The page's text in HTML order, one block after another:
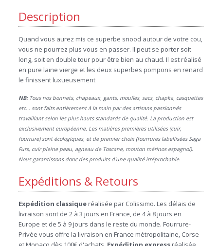
Description
Quand vous aurez mis ce superbe snood autour de votre cou,
vous ne pourrez plus vous en passer. Il peut se porter soit
long, soit en double tour pour être bien au chaud. Il est réalisé
en pure laine vierge et les deux superbes pompons en renard
le finissent luxueusement
NB: Tous nos bonnets, chapeaux, gants, moufles, sacs, chapka, casquettes
etc... sont faits entièrement à la main par des artisans passionnés
travaillant selon les plus hauts standards de qualité. La production est
exclusivement européenne. Les matières premières utilisées (cuir,
fourrure) sont écologiques, et de premier choix (fourrures labellisées Saga
Furs, cuir pleine peau, agneau de Toscane, mouton mérinos espagnol).
Nous garantissons donc des produits d'une qualité irréprochable.
Expéditions & Retours
Expédition classiqueréalisée par Colissimo. Les délais de
livraison sont de 2 à 3 jours en France, de 4 à 8 jours en
Europe et de 5 à 9 jours dans le reste du monde. Fourrure-
Privée vous offre la livraison en France métropolitaine, Corse